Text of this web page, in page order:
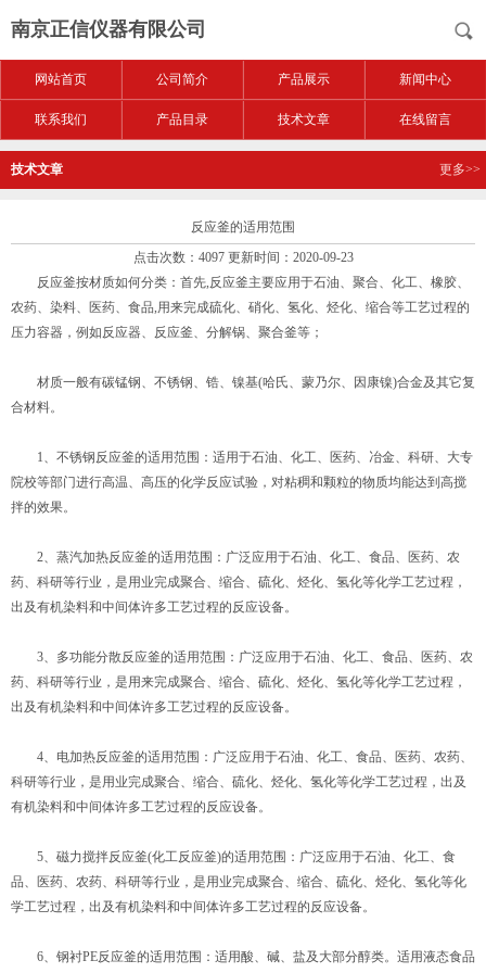
南京正信仪器有限公司
网站首页 公司简介 产品展示 新闻中心
联系我们 产品目录 技术文章 在线留言
技术文章 更多>>
反应釜的适用范围
点击次数：4097 更新时间：2020-09-23
反应釜按材质如何分类：首先,反应釜主要应用于石油、聚合、化工、橡胶、
农药、染料、医药、食品,用来完成硫化、硝化、氢化、烃化、缩合等工艺过程的
压力容器，例如反应器、反应釜、分解锅、聚合釜等；
材质一般有碳锰钢、不锈钢、锆、镍基(哈氏、蒙乃尔、因康镍)合金及其它复
合材料。
1、不锈钢反应釜的适用范围：适用于石油、化工、医药、冶金、科研、大专
院校等部门进行高温、高压的化学反应试验，对粘稠和颗粒的物质均能达到高搅
拌的效果。
2、蒸汽加热反应釜的适用范围：广泛应用于石油、化工、食品、医药、农
药、科研等行业，是用业完成聚合、缩合、硫化、烃化、氢化等化学工艺过程，
出及有机染料和中间体许多工艺过程的反应设备。
3、多功能分散反应釜的适用范围：广泛应用于石油、化工、食品、医药、农
药、科研等行业，是用来完成聚合、缩合、硫化、烃化、氢化等化学工艺过程，
出及有机染料和中间体许多工艺过程的反应设备。
4、电加热反应釜的适用范围：广泛应用于石油、化工、食品、医药、农药、
科研等行业，是用业完成聚合、缩合、硫化、烃化、氢化等化学工艺过程，出及
有机染料和中间体许多工艺过程的反应设备。
5、磁力搅拌反应釜(化工反应釜)的适用范围：广泛应用于石油、化工、食
品、医药、农药、科研等行业，是用业完成聚合、缩合、硫化、烃化、氢化等化
学工艺过程，出及有机染料和中间体许多工艺过程的反应设备。
6、钢衬PE反应釜的适用范围：适用酸、碱、盐及大部分醇类。适用液态食品